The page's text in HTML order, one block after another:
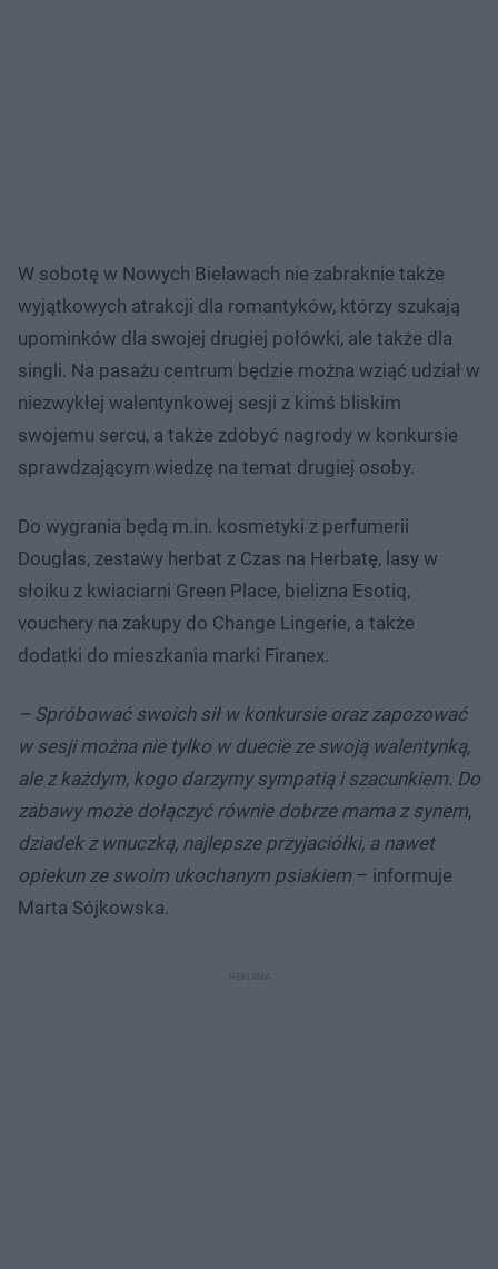
W sobotę w Nowych Bielawach nie zabraknie także
wyjątkowych atrakcji dla romantyków, którzy szukają
upominków dla swojej drugiej połówki, ale także dla
singli. Na pasażu centrum będzie można wziąć udział w
niezwykłej walentynkowej sesji z kimś bliskim
swojemu sercu, a także zdobyć nagrody w konkursie
sprawdzającym wiedzę na temat drugiej osoby.
Do wygrania będą m.in. kosmetyki z perfumerii
Douglas, zestawy herbat z Czas na Herbatę, lasy w
słoiku z kwiaciarni Green Place, bielizna Esotiq,
vouchery na zakupy do Change Lingerie, a także
dodatki do mieszkania marki Firanex.
– Spróbować swoich sił w konkursie oraz zapozować
w sesji można nie tylko w duecie ze swoją walentynką,
ale z każdym, kogo darzymy sympatią i szacunkiem. Do
zabawy może dołączyć równie dobrze mama z synem,
dziadek z wnuczką, najlepsze przyjaciółki, a nawet
opiekun ze swoim ukochanym psiakiem – informuje
Marta Sójkowska.